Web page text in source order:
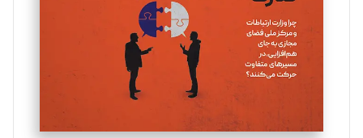
ملینا جعفری
تحریریه
مصطفی مسجدی آرانی